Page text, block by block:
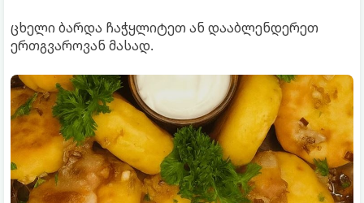
ცხელი ბარდა ჩაჭყლიტეთ ან დააბლენდერეთ
ერთგვაროვან მასად.